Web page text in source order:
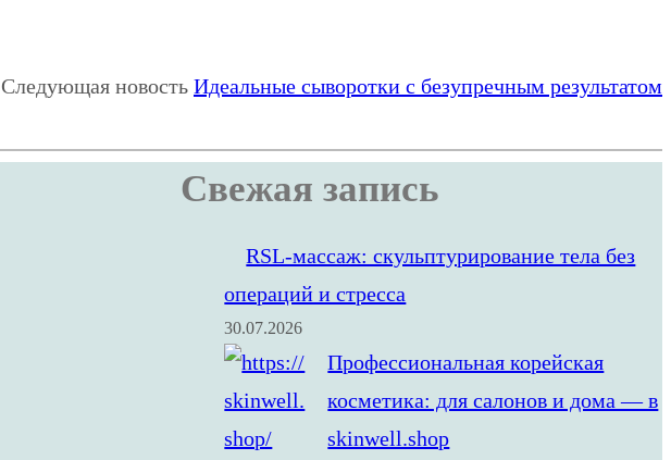
Следующая новость Идеальные сыворотки с безупречным результатом
Свежая запись
RSL‑массаж: скульптурирование тела без
операций и стресса
30.07.2026
Профессиональная корейская
косметика: для салонов и дома — в
skinwell.shop